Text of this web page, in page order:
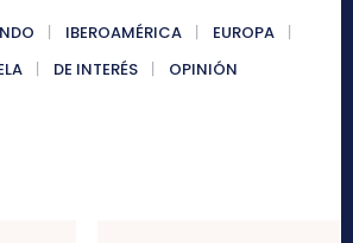
IBEROAMÉRICA
EUROPA
DE INTERÉS OPINIÓN